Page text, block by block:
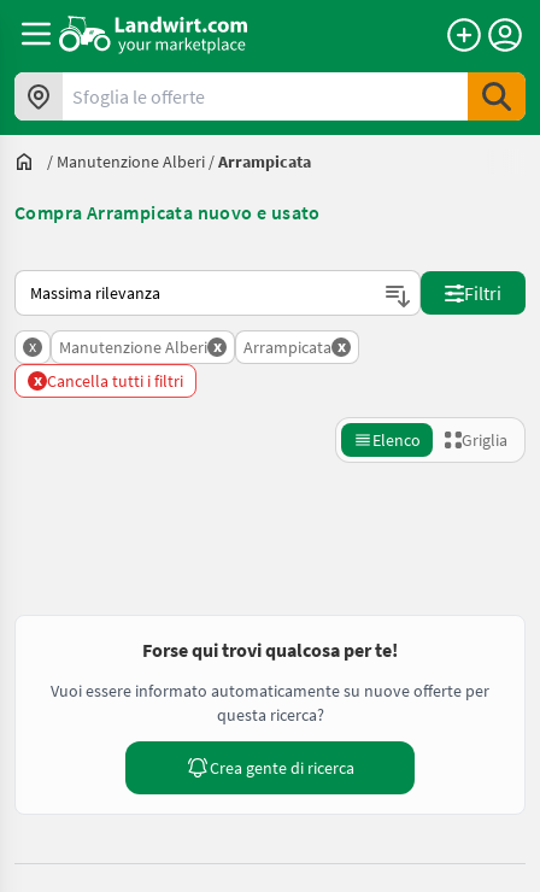
Sfoglia le offerte
/ Manutenzione Alberi /Arrampicata
Compra Arrampicata nuovo e usato
Ecco come viene ordinato su Landwirt.com
Filtri
x Manutenzione Alberi x Arrampicata x
x Cancella tutti i filtri
Elenco Griglia
Forse qui trovi qualcosa per te!
Vuoi essere informato automaticamente su nuove offerte per
questa ricerca?
Crea gente di ricerca